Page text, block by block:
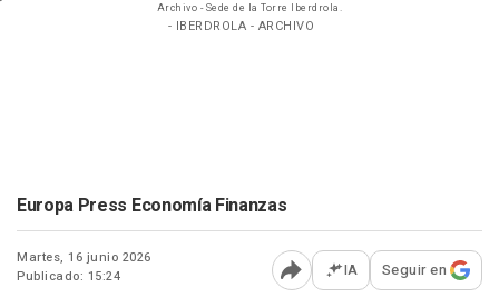
Archivo - Sede de la Torre Iberdrola.
- IBERDROLA - ARCHIVO
Europa Press Economía Finanzas
Martes, 16 junio 2026
Publicado: 15:24
Abrir opciones para
IA Seguir en